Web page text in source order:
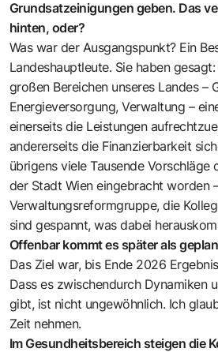
Grundsatzeinigungen geben. Das
hinten, oder?
Was war der Ausgangspunkt? Ein
Landeshauptleute. Sie haben
großen Bereichen unseres Landes –
Energieversorgung, Verwaltung –
einerseits die Leistungen
andererseits die Finanzierbarkeit
übrigens viele Tausende Vorschläge
der Stadt Wien eingebracht worden
Verwaltungsreformgruppe, die
sind gespannt, was dabei
Offenbar kommt es später als
Das Ziel war, bis Ende 2026
Dass es zwischendurch Dynamiken
gibt, ist nicht ungewöhnlich. Ich
Zeit nehmen.
Im Gesundheitsbereich steigen die